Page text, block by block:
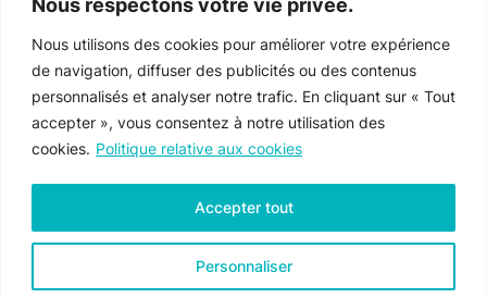
Nous utilisons des cookies pour améliorer votre expérience
de navigation, diffuser des publicités ou des contenus
personnalisés et analyser notre trafic. En cliquant sur « Tout
accepter », vous consentez à notre utilisation des
cookies. Politique relative aux cookies
Personnaliser
Accepter tout
Merci à nos partenaires